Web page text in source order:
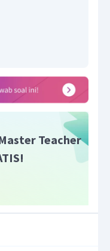
Teacher